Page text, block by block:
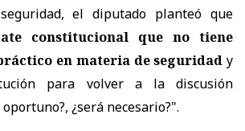
el diputado planteó que
constitucional que no tiene
en materia de seguridad y
para volver a la discusión
¿será necesario?".